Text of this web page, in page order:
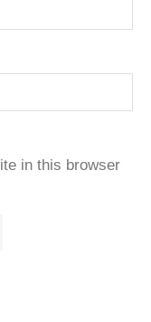
in this browser